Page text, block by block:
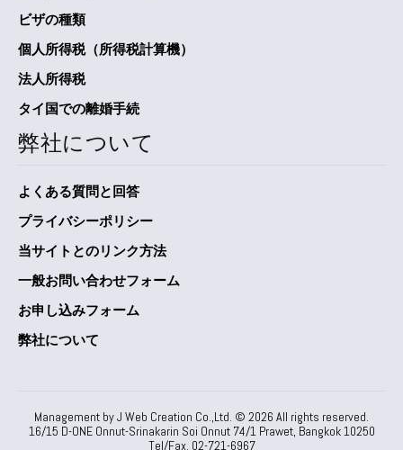
ビザの種類
個人所得税（所得税計算機）
法人所得税
タイ国での離婚手続
弊社について
よくある質問と回答
プライバシーポリシー
当サイトとのリンク方法
一般お問い合わせフォーム
お申し込みフォーム
弊社について
Management by J Web Creation Co.,Ltd. © 2026 All rights reserved.
16/15 D-ONE Onnut-Srinakarin Soi Onnut 74/1 Prawet, Bangkok 10250
Tel/Fax. 02-721-6967